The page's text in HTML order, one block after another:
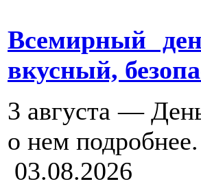
Всемирный
вкусный,
3 августа —
о нем подробнее.
03.08.2026